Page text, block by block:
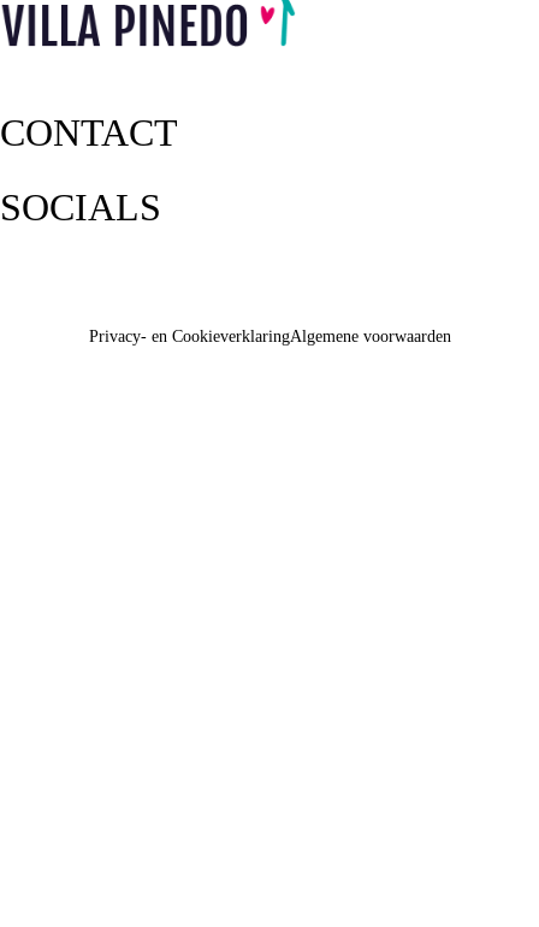
CONTACT
SOCIALS
Privacy- en CookieverklaringAlgemene voorwaarden